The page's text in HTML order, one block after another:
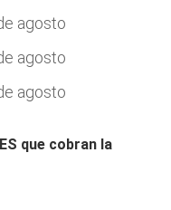
agosto
agosto
agosto
que cobran la